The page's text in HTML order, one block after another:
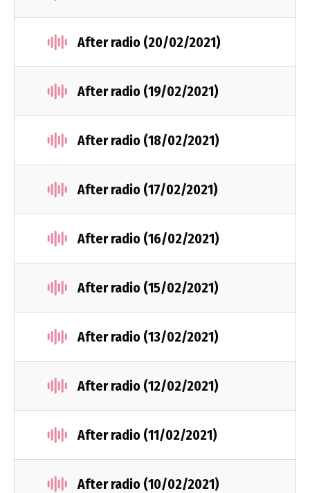
After radio (20/02/2021)
After radio (19/02/2021)
After radio (18/02/2021)
After radio (17/02/2021)
After radio (16/02/2021)
After radio (15/02/2021)
After radio (13/02/2021)
After radio (12/02/2021)
After radio (11/02/2021)
After radio (10/02/2021)